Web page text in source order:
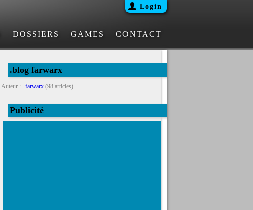
Login
DOSSIERS GAMES CONTACT
.blog farwarx
Auteur : farwarx (98 articles)
Publicité